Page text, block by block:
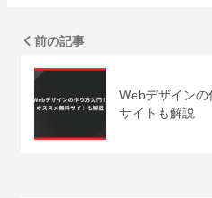
前の記事
Webデザイン
サイトも解説